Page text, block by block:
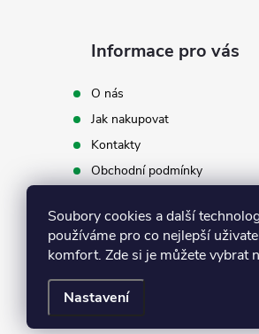
Soubory cookies a další
používáme pro co nejlepší
komfort. Zde si je můžete vybrat
Nastavení
Informace pro vás
O nás
Jak nakupovat
Kontakty
Obchodní podmínky
údajů
Ke stažení